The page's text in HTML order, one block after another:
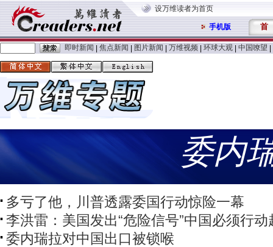
设万维读者为首页
手机版 首
即时新闻 焦点新闻 图片新闻 万维视频 环球大观 中国嘹望
委内
多亏了他，川普透露委国行动惊险一幕
李洪雷：美国发出“危险信号”中国必须行动
委内瑞拉对中国出口被锁喉